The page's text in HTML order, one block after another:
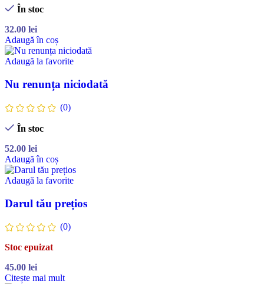
În stoc
32.00 lei
Adaugă în coș
Adaugă la favorite
Nu renunța niciodată
(0)
În stoc
52.00 lei
Adaugă în coș
Adaugă la favorite
Darul tău prețios
(0)
Stoc epuizat
45.00 lei
Citește mai mult